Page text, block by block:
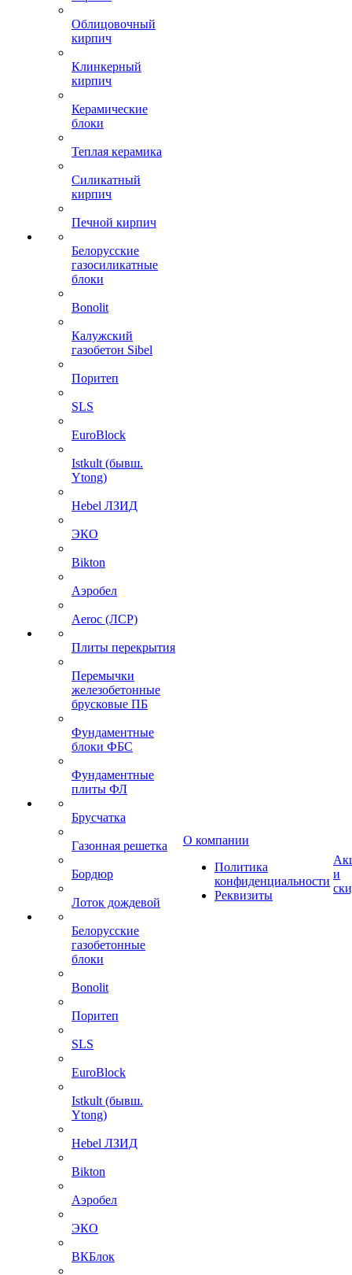
Облицовочный
кирпич
Клинкерный
кирпич
Керамические
блоки
Теплая керамика
Силикатный
кирпич
Печной кирпич
Белорусские
газосиликатные
блоки
Bonolit
Калужский
газобетон Sibel
Поритеп
SLS
EuroBlock
Istkult (бывш.
Ytong)
Hebel ЛЗИД
ЭКО
Bikton
Аэробел
Aeroc (ЛСР)
Плиты перекрытия
Перемычки
железобетонные
брусковые ПБ
Фундаментные
блоки ФБС
Фундаментные
плиты ФЛ
Брусчатка
Газонная решетка
Бордюр
Лоток дождевой
Белорусские
газобетонные
блоки
Bonolit
Поритеп
SLS
EuroBlock
Istkult (бывш.
Ytong)
Hebel ЛЗИД
Bikton
Аэробел
ЭКО
ВКБлок
О компании
Политика
конфиденциальности
Реквизиты
и